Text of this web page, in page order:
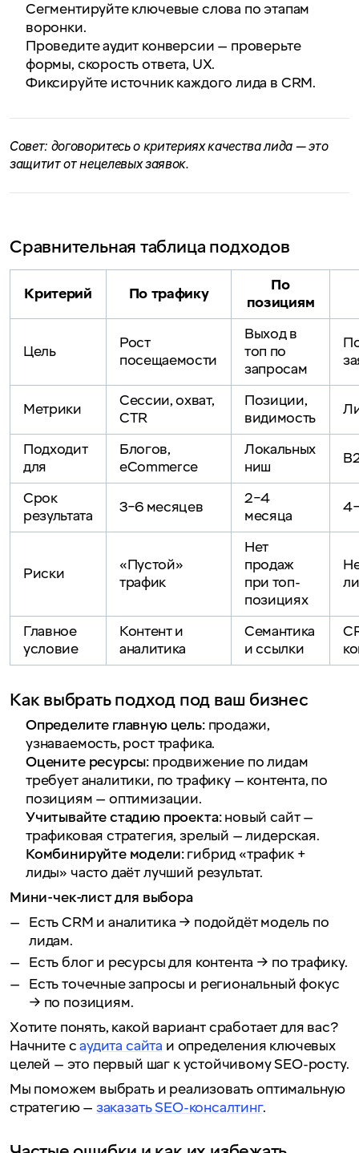
Сегментируйте ключевые слова по этапам
воронки.
Проведите аудит конверсии — проверьте
формы, скорость ответа, UX.
Фиксируйте источник каждого лида в CRM.
Совет: договоритесь о критериях качества лида — это
защитит от нецелевых заявок.
Сравнительная таблица подходов
Критерий По трафику
По
позициям
Цель
Рост
посещаемости
Выход в
топ по
запросам
Метрики
Сессии, охват,
CTR
Позиции,
видимость
Подходит
для
Блогов,
eCommerce
Локальных
ниш
Срок
результата
3–6 месяцев
2–4
месяца
Риски
«Пустой»
трафик
Нет
продаж
при топ-
позициях
Главное
условие
Контент и
аналитика
Семантика
и ссылки
Как выбрать подход под ваш бизнес
Определите главную цель:продажи,
узнаваемость, рост трафика.
Оцените ресурсы: продвижение по лидам
требует аналитики, по трафику — контента, по
позициям — оптимизации.
Учитывайте стадию проекта:новый сайт —
трафиковая стратегия, зрелый — лидерская.
Комбинируйте модели:гибрид «трафик +
лиды» часто даёт лучший результат.
Мини-чек-лист для выбора
Есть CRM и аналитика → подойдёт модель по
лидам.
Есть блог и ресурсы для контента → по трафику.
Есть точечные запросы и региональный фокус
→ по позициям.
Хотите понять, какой вариант сработает для вас?
Начните саудита сайта и определения ключевых
целей — это первый шаг к устойчивому SEO-росту.
Мы поможем выбрать и реализовать оптимальную
стратегию — заказать SEO-консалтинг.